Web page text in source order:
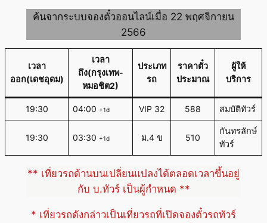
ค้นจากระบบจองตั๋วออนไลน์เมื่อ 22 พฤศจิกายน
2566
เวลา
ออก(เดชอุดม)
เวลา
ถึง(กรุงเทพ-
หมอชิต2)
ประเภท
รถ
ราคาตั๋ว
ประมาณ
ผู้ให้
บริการ
19:30 04:00 +1d VIP 32 588 สมบัติทัวร์
19:30 03:30 +1d ม.4 ข 510
กันทรลักษ์
ทัวร์
** เที่ยวรถด้านบนเปลี่ยนแปลงได้ตลอดเวลาขึ้นอยู่
กับ บ.ทัวร์ เป็นผู้กำหนด **
* เที่ยวรถดังกล่าวเป็นเที่ยวรถที่เปิดจองตั๋วรถทัวร์